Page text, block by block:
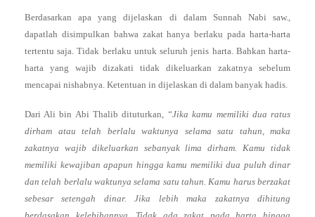
Berdasarkan apa yang dijelaskan di dalam Sunnah Nabi saw.,
dapatlah disimpulkan bahwa zakat hanya berlaku pada harta-harta
tertentu saja. Tidak berlaku untuk seluruh jenis harta. Bahkan harta-
harta yang wajib dizakati tidak dikeluarkan zakatnya sebelum
mencapai nishabnya. Ketentuan in dijelaskan di dalam banyak hadis.
Dari Ali bin Abi Thalib dituturkan, “Jika kamu memiliki dua ratus
dirham atau telah berlalu waktunya selama satu tahun, maka
zakatnya wajib dikeluarkan sebanyak lima dirham. Kamu tidak
memiliki kewajiban apapun hingga kamu memiliki dua puluh dinar
dan telah berlalu waktunya selama satu tahun. Kamu harus berzakat
sebesar setengah dinar. Jika lebih maka zakatnya dihitung